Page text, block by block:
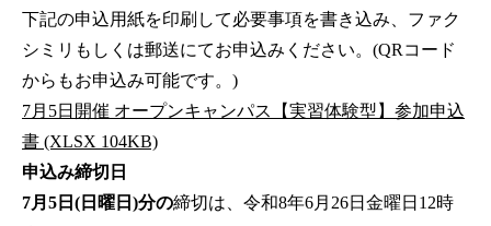
下記の申込用紙を印刷して必要事項を書き込み、ファク
シミリもしくは郵送にてお申込みください。(QRコード
からもお申込み可能です。)
7月5日開催 オープンキャンパス【実習体験型】参加申込
書 (XLSX 104KB)
申込み締切日
7月5日(日曜日)分の締切は、令和8年6月26日金曜日12時